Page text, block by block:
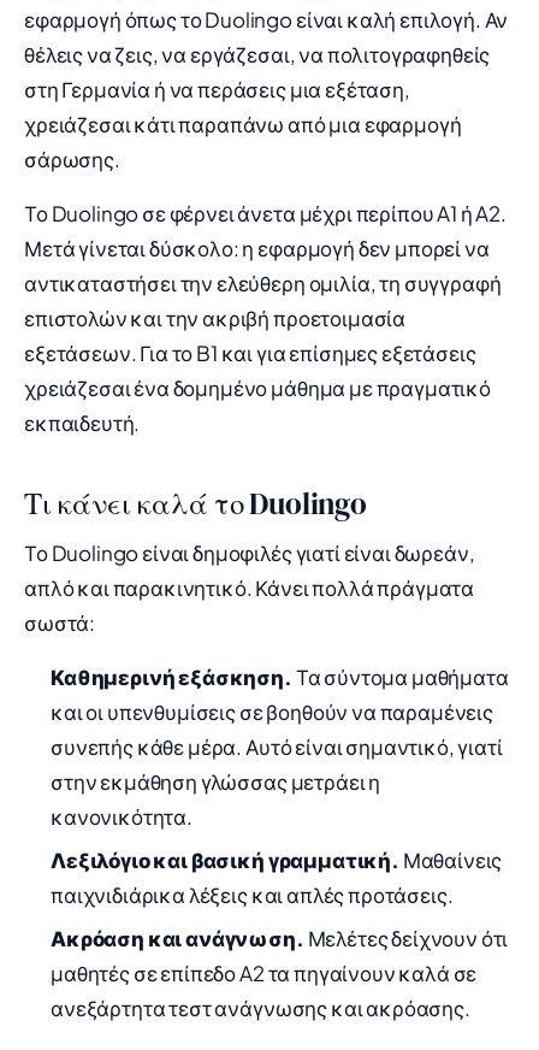
εφαρμογή όπως το Duolingo είναι καλή επιλογή. Αν
θέλεις να ζεις, να εργάζεσαι, να πολιτογραφηθείς
στη Γερμανία ή να περάσεις μια εξέταση,
χρειάζεσαι κάτι παραπάνω από μια εφαρμογή
σάρωσης.
Το Duolingo σε φέρνει άνετα μέχρι περίπου A1 ή A2.
Μετά γίνεται δύσκολο: η εφαρμογή δεν μπορεί να
αντικαταστήσει την ελεύθερη ομιλία, τη συγγραφή
επιστολών και την ακριβή προετοιμασία
εξετάσεων. Για το B1 και για επίσημες εξετάσεις
χρειάζεσαι ένα δομημένο μάθημα με πραγματικό
εκπαιδευτή.
Τι κάνει καλά το Duolingo
Το Duolingo είναι δημοφιλές γιατί είναι δωρεάν,
απλό και παρακινητικό. Κάνει πολλά πράγματα
σωστά:
Καθημερινή εξάσκηση. Τα σύντομα μαθήματα
και οι υπενθυμίσεις σε βοηθούν να παραμένεις
συνεπής κάθε μέρα. Αυτό είναι σημαντικό, γιατί
στην εκμάθηση γλώσσας μετράει η
κανονικότητα.
Λεξιλόγιο και βασική γραμματική. Μαθαίνεις
παιχνιδιάρικα λέξεις και απλές προτάσεις.
Ακρόαση και ανάγνωση. Μελέτες δείχνουν ότι
μαθητές σε επίπεδο A2 τα πηγαίνουν καλά σε
ανεξάρτητα τεστ ανάγνωσης και ακρόασης.